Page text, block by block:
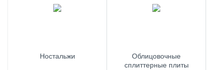
Ностальжи
Облицовочные
сплиттерные плиты